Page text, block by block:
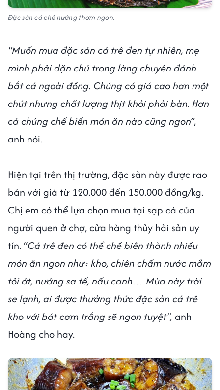
Đặc sản cá chê nướng thơm ngon.
"Muốn mua đặc sản cá trê đen tự nhiên, mẹ
mình phải dặn chú trong làng chuyên đánh
bắt cá ngoài đồng. Chúng có giá cao hơn một
chút nhưng chất lượng thịt khỏi phải bàn. Hơn
cả chúng chế biến món ăn nào cũng ngon”,
anh nói.
Hiện tại trên thị trường, đặc sản này được rao
bán với giá từ 120.000 đến 150.000 đồng/kg.
Chị em có thể lựa chọn mua tại sạp cá của
người quen ở chợ, cửa hàng thủy hải sản uy
tín. “Cá trê đen có thể chế biến thành nhiều
món ăn ngon như: kho, chiên chấm nước mắm
tỏi ớt, nướng sa tế, nấu canh… Mùa này trời
se lạnh, ai được thưởng thức đặc sản cá trê
kho với bát cơm trắng sẽ ngon tuyệt", anh
Hoàng cho hay.